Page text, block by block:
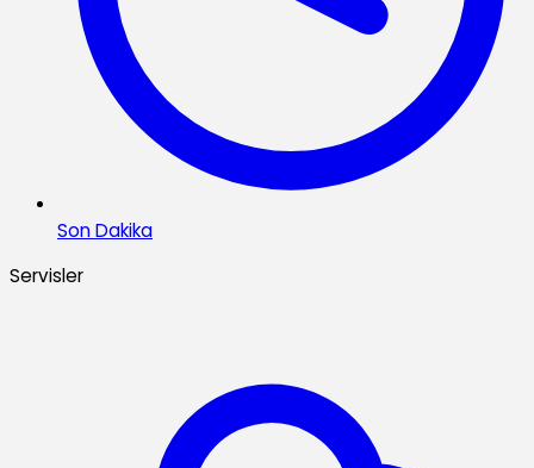
Son Dakika
Servisler